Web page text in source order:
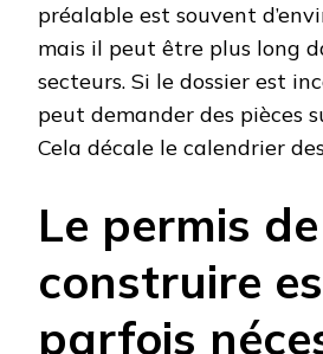
préalable est souvent
mais il peut être plus long
secteurs. Si le dossier est
peut demander des pièces
Cela décale le calendrier
Le permis de
construire
parfois